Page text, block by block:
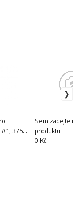
375
Sem zadejte
produktu
0 Kč